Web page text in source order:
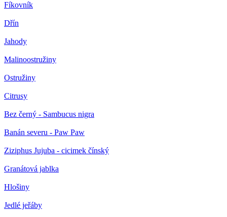
Fíkovník
Dřín
Jahody
Malinoostružiny
Ostružiny
Citrusy
Bez černý - Sambucus nigra
Banán severu - Paw Paw
Ziziphus Jujuba - cicimek čínský
Granátová jablka
Hlošiny
Jedlé jeřáby